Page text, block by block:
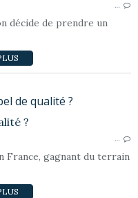
…
décide de prendre un
de qualité ?
…
France, gagnant du terrain